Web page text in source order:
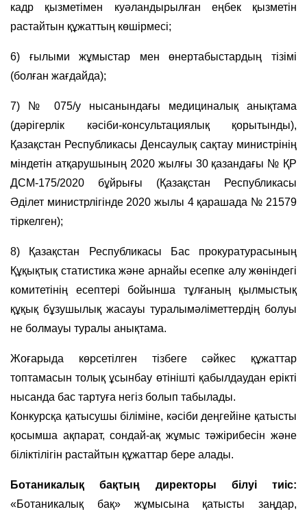
кадр қызметімен куәландырылған еңбек қызметін
растайтын құжаттың көшірмесі;
6) ғылыми жұмыстар мен өнертабыстардың тізімі
(болған жағдайда);
7) № 075/у нысанындағы медициналық анықтама
(дәрігерлік кәсіби-консультациялық қорытынды),
Қазақстан Республикасы Денсаулық сақтау министрінің
міндетін атқарушының 2020 жылғы 30 қазандағы № ҚР
ДСМ-175/2020 бұйрығы (Қазақстан Республикасы
Әділет министрлігінде 2020 жылы 4 қарашада № 21579
тіркелген);
8) Қазақстан Республикасы Бас прокуратурасының
Құқықтық статистика және арнайы есепке алу жөніндегі
комитетінің есептері бойынша тұлғаның қылмыстық
құқық бұзушылық жасауы туралымәліметтердің болуы
не болмауы туралы анықтама.
Жоғарыда көрсетілген тiзбеге сәйкес құжаттар
топтамасын толық ұсынбау өтінішті қабылдаудан ерікті
нысанда бас тартуға негіз болып табылады.
Конкурсқа қатысушы біліміне, кәсіби деңгейіне қатысты
қосымша ақпарат, сондай-ақ жұмыс тәжірибесін және
біліктілігін растайтын құжаттар бере алады.
Ботаникалық бақтың директоры білуі тиіс:
«Ботаникалық бақ» жұмысына қатысты заңдар,